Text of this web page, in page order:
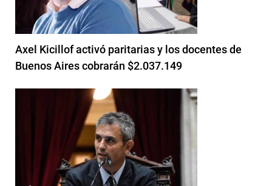
Axel Kicillof activó paritarias y los docentes de
Buenos Aires cobrarán $2.037.149